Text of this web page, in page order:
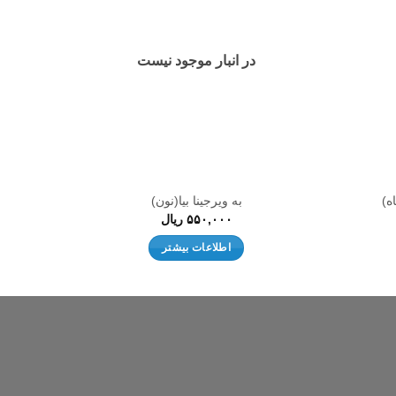
در انبار موجود نیست
به ویرجینا بیا(نون)
۵۵۰,۰۰۰ ریال
اطلاعات بیشتر